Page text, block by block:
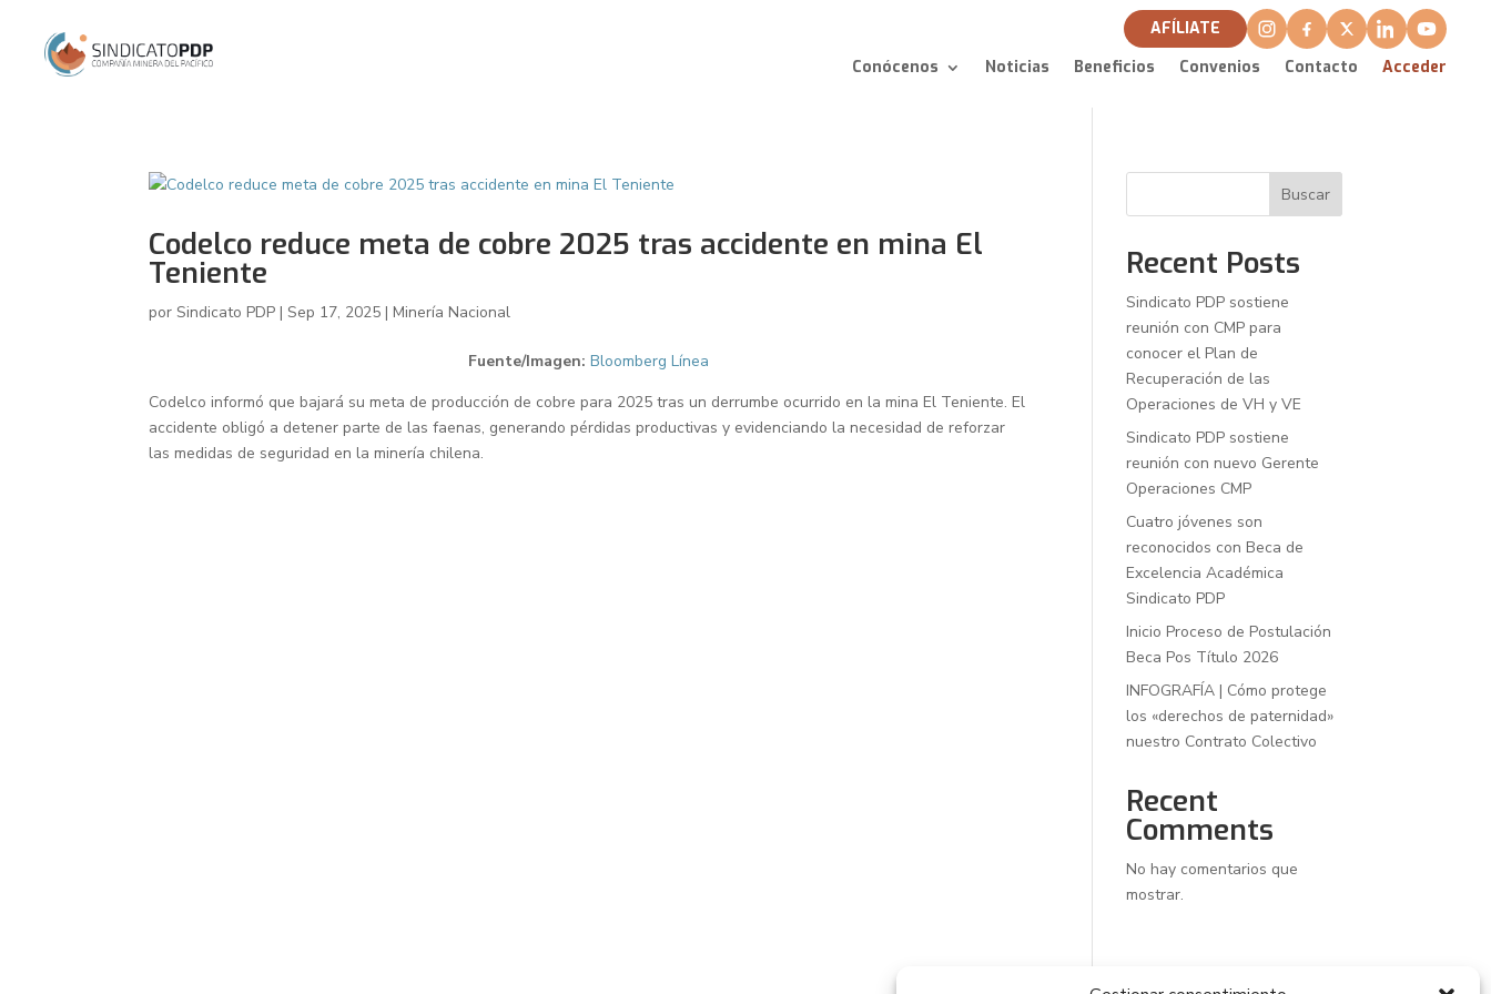
AFÍLIATE
Conócenos
Noticias Beneficios Convenios Contacto Acceder
Codelco reduce meta de cobre 2025 tras accidente en mina El
Teniente
porSindicato PDP |Sep 17, 2025 |Minería Nacional
Fuente/Imagen: Bloomberg Línea
Codelco informó que bajará su meta de producción de cobre para 2025 tras un derrumbe ocurrido en la mina El Teniente. El
accidente obligó a detener parte de las faenas, generando pérdidas productivas y evidenciando la necesidad de reforzar
las medidas de seguridad en la minería chilena.
Buscar
Recent Posts
Sindicato PDP sostiene
reunión con CMP para
conocer el Plan de
Recuperación de las
Operaciones de VH y VE
Sindicato PDP sostiene
reunión con nuevo Gerente
Operaciones CMP
Cuatro jóvenes son
reconocidos con Beca de
Excelencia Académica
Sindicato PDP
Inicio Proceso de Postulación
Beca Pos Título 2026
INFOGRAFÍA | Cómo protege
los «derechos de paternidad»
nuestro Contrato Colectivo
Recent
Comments
No hay comentarios que
mostrar.